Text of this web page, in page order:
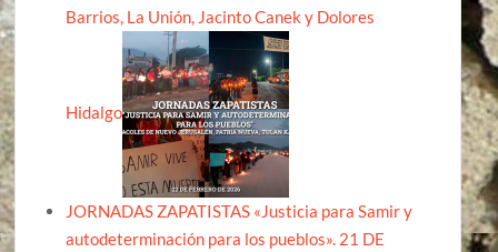
Barrios, La Unión, Jacinto Canek y Dolores
Hidalgo
JORNADAS ZAPATISTAS «Justicia para Samir y
autodeterminación para los pueblos». 21 DE